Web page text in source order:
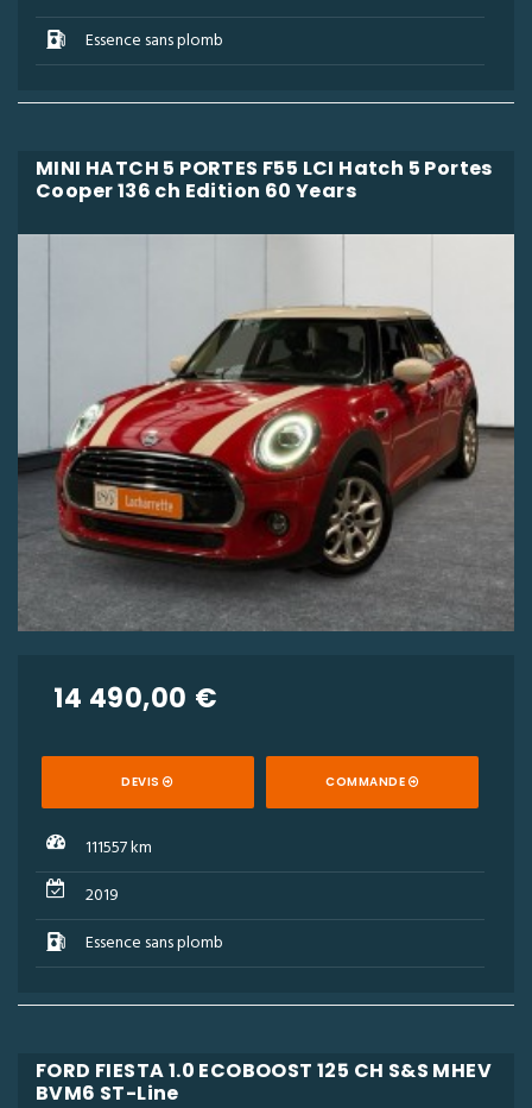
Essence sans plomb
MINI HATCH 5 PORTES F55 LCI Hatch 5 Portes
Cooper 136 ch Edition 60 Years
14 490,00 €
DEVIS COMMANDE
111557 km
2019
Essence sans plomb
FORD FIESTA 1.0 ECOBOOST 125 CH S&S MHEV
BVM6 ST-Line